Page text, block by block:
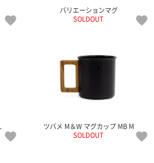
バリエーションマグ
SOLDOUT
ツバメ M＆W マグカップ MB M
SOLDOUT